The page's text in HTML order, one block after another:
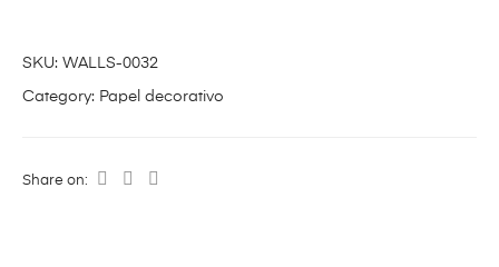
SKU: WALLS-0032
Category: Papel decorativo
Share on: